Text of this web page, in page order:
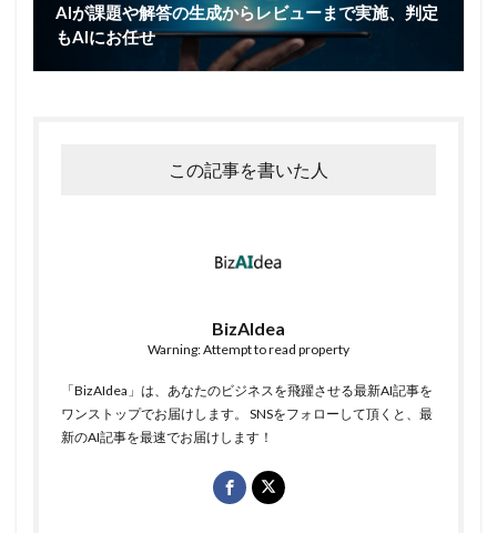
AIが課題や解答の生成からレビューまで実施、判定
もAIにお任せ
この記事を書いた人
BizAIdea
Warning: Attempt to read property
「BizAIdea」は、あなたのビジネスを飛躍させる最新AI記事を
ワンストップでお届けします。 SNSをフォローして頂くと、最
新のAI記事を最速でお届けします！